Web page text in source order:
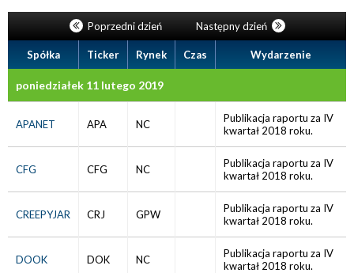
Poprzedni dzień Następny dzień
Spółka Ticker Rynek Czas Wydarzenie
poniedziałek 11 lutego 2019
APANET APA NC
Publikacja raportu za IV
kwartał 2018 roku.
CFG CFG NC
Publikacja raportu za IV
kwartał 2018 roku.
CREEPYJAR CRJ GPW
Publikacja raportu za IV
kwartał 2018 roku.
DOOK DOK NC
Publikacja raportu za IV
kwartał 2018 roku.